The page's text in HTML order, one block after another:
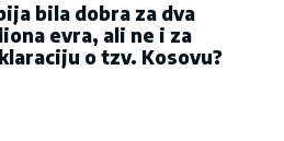
bila dobra za dva
evra, ali ne i za
o tzv. Kosovu?